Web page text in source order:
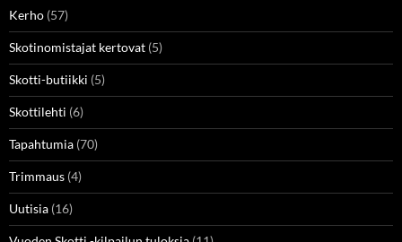
Kerho (57)
Skotinomistajat kertovat (5)
Skotti-butiikki (5)
Skottilehti (6)
Tapahtumia (70)
Trimmaus (4)
Uutisia (16)